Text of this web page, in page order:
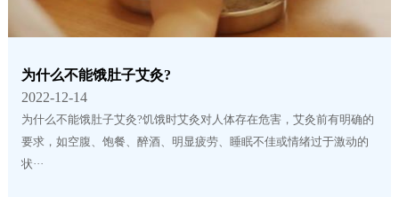
为什么不能饿肚子艾灸?
2022-12-14
为什么不能饿肚子艾灸?饥饿时艾灸对人体存在危害，艾灸前有明确的
要求，如空腹、饱餐、醉酒、明显疲劳、睡眠不佳或情绪过于激动的
状···